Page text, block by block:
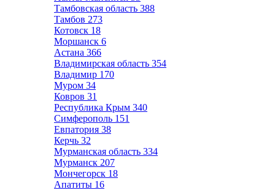
Тамбовская область 388
Тамбов 273
Котовск 18
Моршанск 6
Астана 366
Владимирская область 354
Владимир 170
Муром 34
Ковров 31
Республика Крым 340
Симферополь 151
Евпатория 38
Керчь 32
Мурманская область 334
Мурманск 207
Мончегорск 18
Апатиты 16